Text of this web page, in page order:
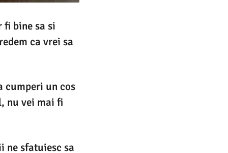
fi bine sa si
ca vrei sa
cumperi un cos
nu vei mai fi
ne sfatuiesc sa